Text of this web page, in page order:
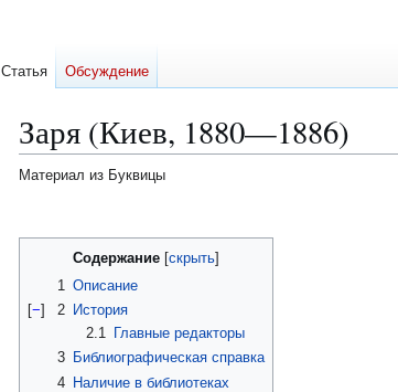
Заря (Киев, 1880—1886)
Материал из Буквицы
к
навигации
к
Содержание
1 Описание
[−] 2
История
2.1
Главные редакторы
3
Библиографическая справка
4 Наличие в библиотеках
Статья Обсуждение